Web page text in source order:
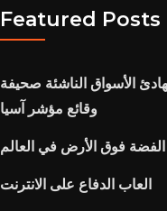
Featured Posts
الأسواق الناشئة صحيفة
وقائع مؤشر آسيا
فوق الأرض في العالم
العاب الدفاع على الانترنت